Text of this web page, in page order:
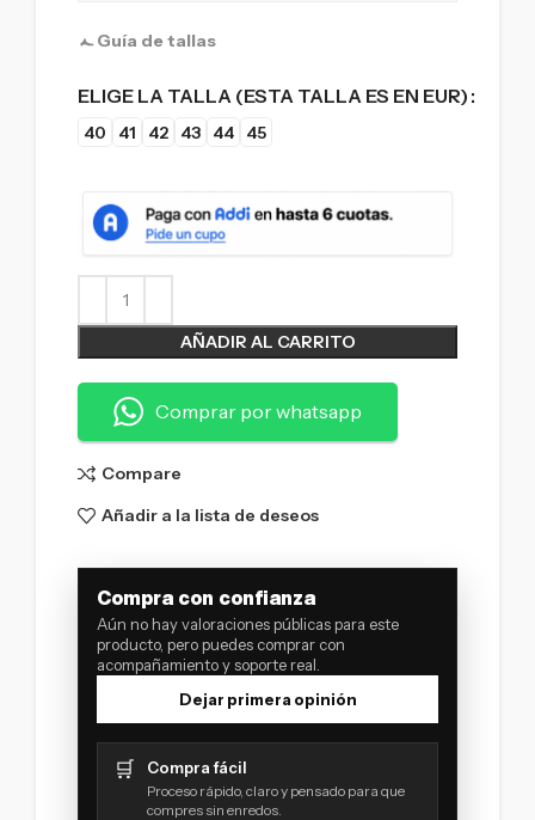
Guía de tallas
ELIGE LA TALLA (ESTA TALLA ES EN EUR)
40 41 42 43 44 45
AÑADIR AL CARRITO
Comprar por whatsapp
Compare
Añadir a la lista de deseos
Compra con confianza
Aún no hay valoraciones públicas para este
producto, pero puedes comprar con
acompañamiento y soporte real.
Dejar primera opinión
🛒 Compra fácil
Proceso rápido, claro y pensado para que
compres sin enredos.